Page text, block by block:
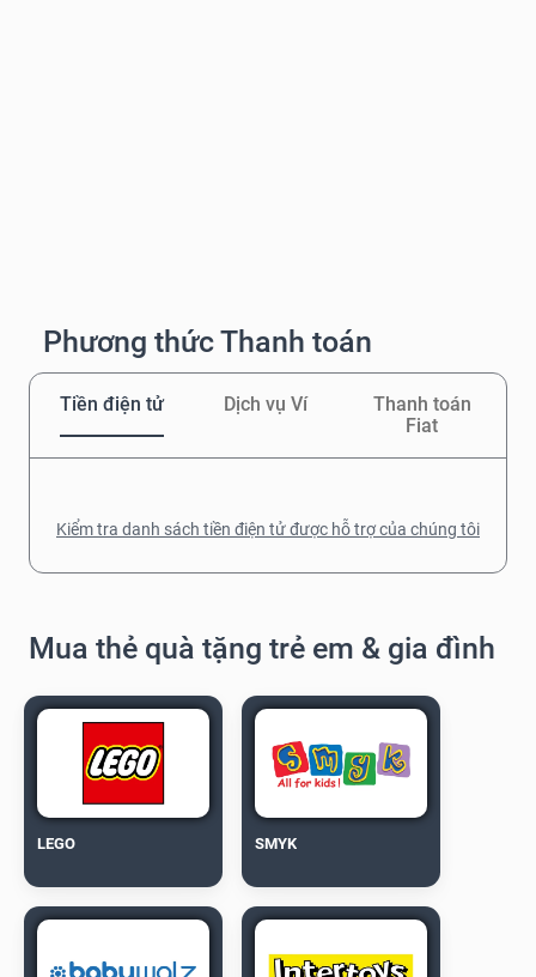
Phương thức Thanh toán
Tiền điện tử Dịch vụ Ví
Thanh toán
Fiat
Kiểm tra danh sách tiền điện tử được hỗ trợ của chúng tôi
Mua thẻ quà tặng trẻ em & gia đình
LEGO SMYK